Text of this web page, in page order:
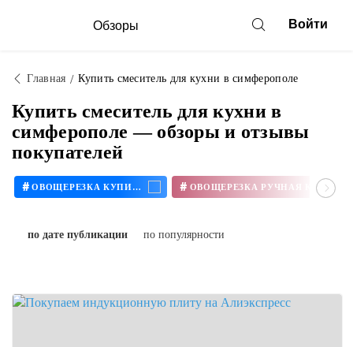
Обзоры Войти
Главная Купить смеситель для кухни в симферополе
Купить смеситель для кухни в
симферополе — обзоры и отзывы
покупателей
# ОВОЩЕРЕЗКА КУПИТЬ # ОВОЩЕРЕЗКА РУЧНАЯ КУПИТЬ
по дате публикации по популярности